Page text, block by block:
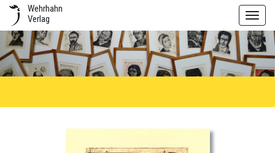
Wehrhahn
Verlag